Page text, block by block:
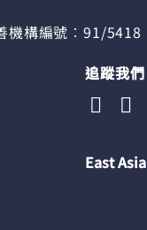
機構編號︰91/5418
追蹤我們
East Asia